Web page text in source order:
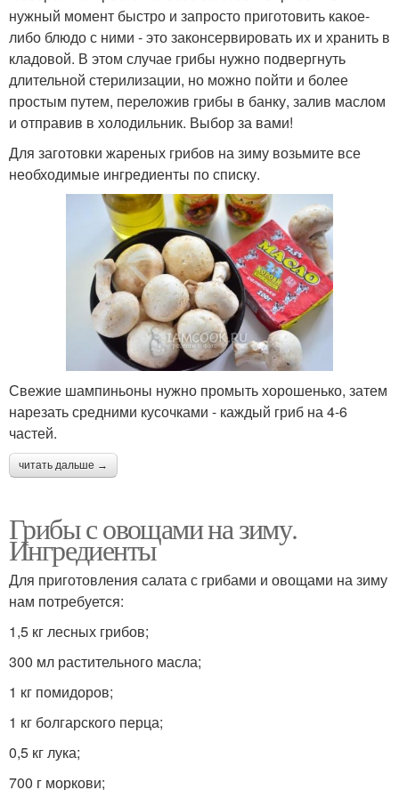
нужный момент быстро и запросто приготовить какое-
либо блюдо с ними - это законсервировать их и хранить в
кладовой. В этом случае грибы нужно подвергнуть
длительной стерилизации, но можно пойти и более
простым путем, переложив грибы в банку, залив маслом
и отправив в холодильник. Выбор за вами!
Для заготовки жареных грибов на зиму возьмите все
необходимые ингредиенты по списку.
Свежие шампиньоны нужно промыть хорошенько, затем
нарезать средними кусочками - каждый гриб на 4-6
частей.
читать дальше →
Грибы с овощами на зиму.
Ингредиенты
Для приготовления салата с грибами и овощами на зиму
нам потребуется:
1,5 кг лесных грибов;
300 мл растительного масла;
1 кг помидоров;
1 кг болгарского перца;
0,5 кг лука;
700 г моркови;